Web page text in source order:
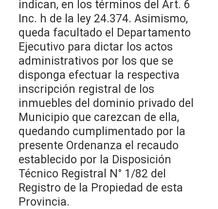
indican, en los términos del Art. 6
Inc. h de la ley 24.374. Asimismo,
queda facultado el Departamento
Ejecutivo para dictar los actos
administrativos por los que se
disponga efectuar la respectiva
inscripción registral de los
inmuebles del dominio privado del
Municipio que carezcan de ella,
quedando cumplimentado por la
presente Ordenanza el recaudo
establecido por la Disposición
Técnico Registral N° 1/82 del
Registro de la Propiedad de esta
Provincia.